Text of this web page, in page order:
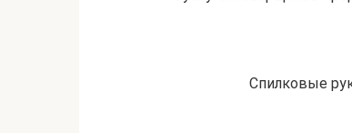
Спилковые